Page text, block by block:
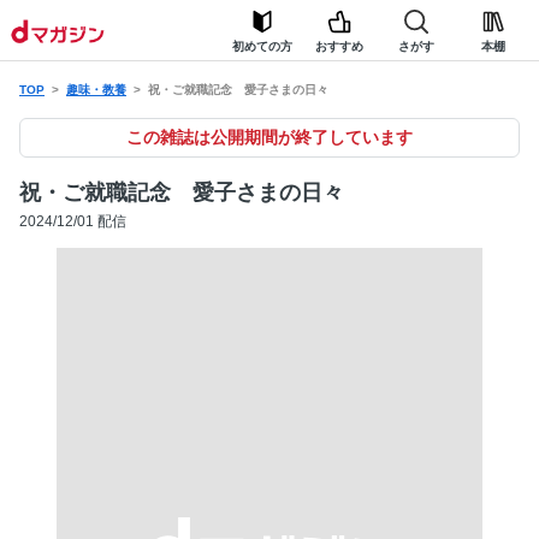
初めての方 おすすめ さがす 本棚
TOP 趣味・教養 祝・ご就職記念 愛子さまの日々
この雑誌は公開期間が終了しています
祝・ご就職記念 愛子さまの日々
2024/12/01 配信